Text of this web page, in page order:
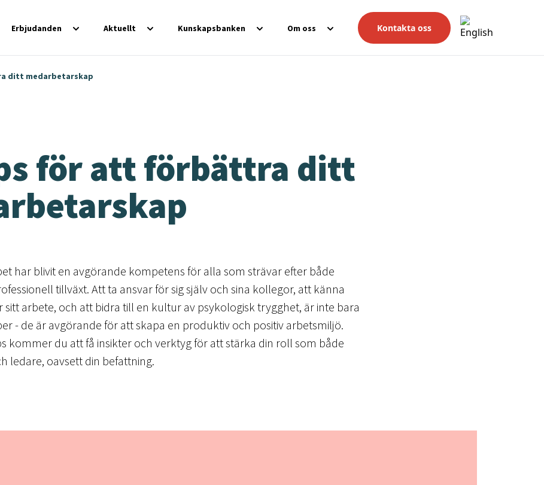
Erbjudanden Aktuellt Kunskapsbanken Om oss Kontakta oss
ditt medarbetarskap
för att förbättra ditt
har blivit en avgörande kompetens för alla som strävar efter både
tillväxt. Att ta ansvar för sig själv och sina kollegor, att känna
sitt arbete, och att bidra till en kultur av psykologisk trygghet, är inte bara
- de är avgörande för att skapa en produktiv och positiv arbetsmiljö.
kommer du att få insikter och verktyg för att stärka din roll som både
ledare, oavsett din befattning.